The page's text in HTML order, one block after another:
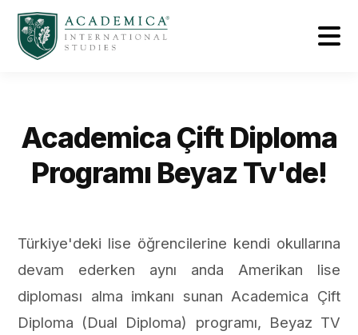
Academica Çift Diploma
Programı Beyaz Tv'de!
Türkiye'deki lise öğrencilerine kendi okullarına
devam ederken aynı anda Amerikan lise
diploması alma imkanı sunan Academica Çift
Diploma (Dual Diploma) programı, Beyaz TV